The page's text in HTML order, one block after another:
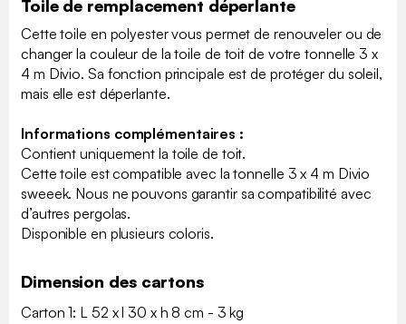
Toile de remplacement déperlante
Cette toile en polyester vous permet de renouveler ou de
changer la couleur de la toile de toit de votre tonnelle 3 x
4 m Divio. Sa fonction principale est de protéger du soleil,
mais elle est déperlante.
Informations complémentaires :
Contient uniquement la toile de toit.
Cette toile est compatible avec la tonnelle 3 x 4 m Divio
sweeek. Nous ne pouvons garantir sa compatibilité avec
d’autres pergolas.
Disponible en plusieurs coloris.
Dimension des cartons
Carton 1: L 52 x l 30 x h 8 cm - 3 kg